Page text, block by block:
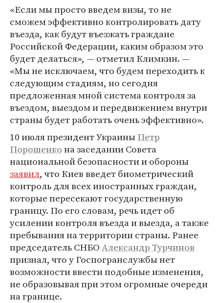
«Если мы просто введем визы, то не
сможем эффективно контролировать дату
въезда, как будут въезжать граждане
Российской Федерации, каким образом это
будет делаться», — отметил Климкин. —
«Мы не исключаем, что будем переходить к
следующим стадиям, но сегодня
предложенная мной система контроля за
въездом, выездом и передвижением внутри
страны будет работать очень эффективно».
10 июля президент УкраиныПетр
Порошенкона заседании Совета
национальной безопасности и обороны
заявил, что Киев введет биометрический
контроль для всех иностранных граждан,
которые пересекают государственную
границу. По его словам, речь идет об
усилении контроля въезда и выезда, а также
пребывания на территории страны. Ранее
председатель СНБОАлександр Турчинов
признал, что у Госпогранслужбы нет
возможности ввести подобные изменения,
не образовывая при этом огромные очереди
на границе.